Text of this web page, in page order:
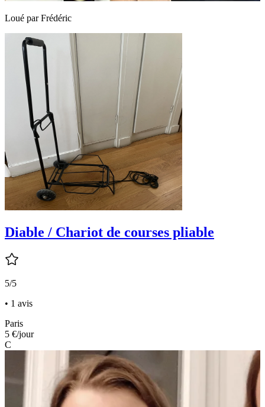
Loué parFrédéric
Diable / Chariot de courses pliable
5/5
• 1 avis
Paris
5 €/jour
C